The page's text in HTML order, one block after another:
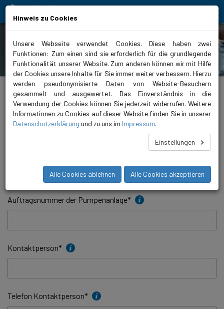
Inbetriebnahme
biral.ch > Service & Support > Inbetriebnahme Anmeldeformular Inbetriebnahme
Anmeldeformular
Kundendaten
Auftragsnummer der Pumpenanlage*
Kontaktperson*
Telefon Kontaktperson*
Hinweis zu Cookies
Unsere Webseite verwendet Cookies. Diese haben zwei
Funktionen: Zum einen sind sie erforderlich für die grundlegende
Funktionalität unserer Website. Zum anderen können wir mit Hilfe
der Cookies unsere Inhalte für Sie immer weiter verbessern. Hierzu
werden pseudonymisierte Daten von Website-Besuchern
gesammelt und ausgewertet. Das Einverständnis in die
Verwendung der Cookies können Sie jederzeit widerrufen. Weitere
Informationen zu Cookies auf dieser Website finden Sie in unserer
Datenschutzerklärung und zu uns im Impressum.
Einstellungen
Alle Cookies ablehnen Alle Cookies akzeptieren